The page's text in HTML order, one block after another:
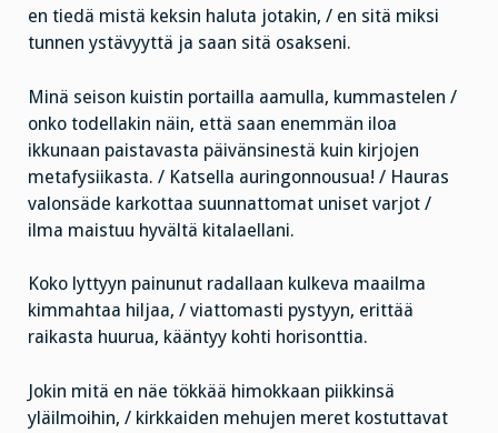
en tiedä mistä keksin haluta jotakin, / en sitä miksi
tunnen ystävyyttä ja saan sitä osakseni.
Minä seison kuistin portailla aamulla, kummastelen /
onko todellakin näin, että saan enemmän iloa
ikkunaan paistavasta päivänsinestä kuin kirjojen
metafysiikasta. / Katsella auringonnousua! / Hauras
valonsäde karkottaa suunnattomat uniset varjot /
ilma maistuu hyvältä kitalaellani.
Koko lyttyyn painunut radallaan kulkeva maailma
kimmahtaa hiljaa, / viattomasti pystyyn, erittää
raikasta huurua, kääntyy kohti horisonttia.
Jokin mitä en näe tökkää himokkaan piikkinsä
yläilmoihin, / kirkkaiden mehujen meret kostuttavat